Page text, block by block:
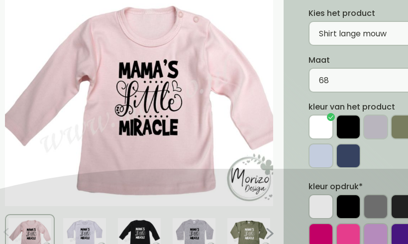
Kies het product
Maat
kleur van het product
kleur opdruk*